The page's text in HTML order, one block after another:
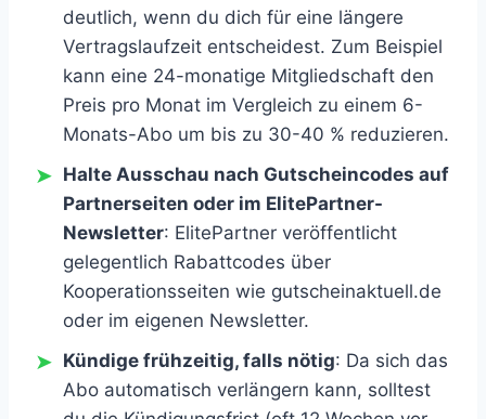
deutlich, wenn du dich für eine längere
Vertragslaufzeit entscheidest. Zum Beispiel
kann eine 24-monatige Mitgliedschaft den
Preis pro Monat im Vergleich zu einem 6-
Monats-Abo um bis zu 30-40 % reduzieren.
Halte Ausschau nach Gutscheincodes auf
Partnerseiten oder im ElitePartner-
Newsletter: ElitePartner veröffentlicht
gelegentlich Rabattcodes über
Kooperationsseiten wie gutscheinaktuell.de
oder im eigenen Newsletter.
Kündige frühzeitig, falls nötig: Da sich das
Abo automatisch verlängern kann, solltest